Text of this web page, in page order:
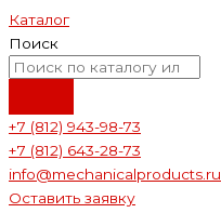
Каталог
Поиск
+7 (812) 943-98-73
+7 (812) 643-28-73
info@mechanicalproducts.ru
Оставить заявку